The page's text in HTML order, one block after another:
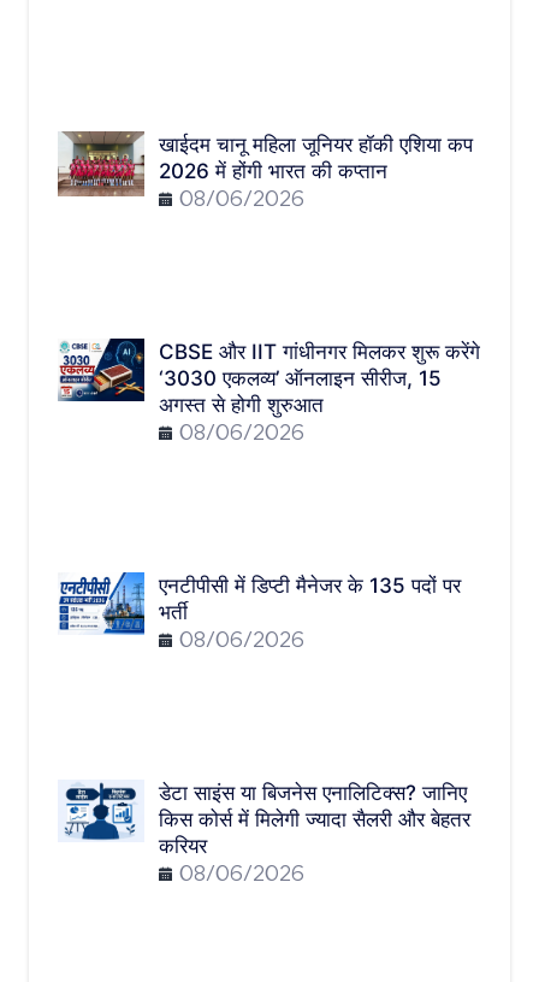
खाईदम चानू महिला जूनियर हॉकी एशिया कप
2026 में होंगी भारत की कप्तान
08/06/2026
CBSE और IIT गांधीनगर मिलकर शुरू करेंगे
‘3030 एकलव्य’ ऑनलाइन सीरीज, 15
अगस्त से होगी शुरुआत
08/06/2026
एनटीपीसी में डिप्टी मैनेजर के 135 पदों पर
भर्ती
08/06/2026
डेटा साइंस या बिजनेस एनालिटिक्स? जानिए
किस कोर्स में मिलेगी ज्यादा सैलरी और बेहतर
करियर
08/06/2026